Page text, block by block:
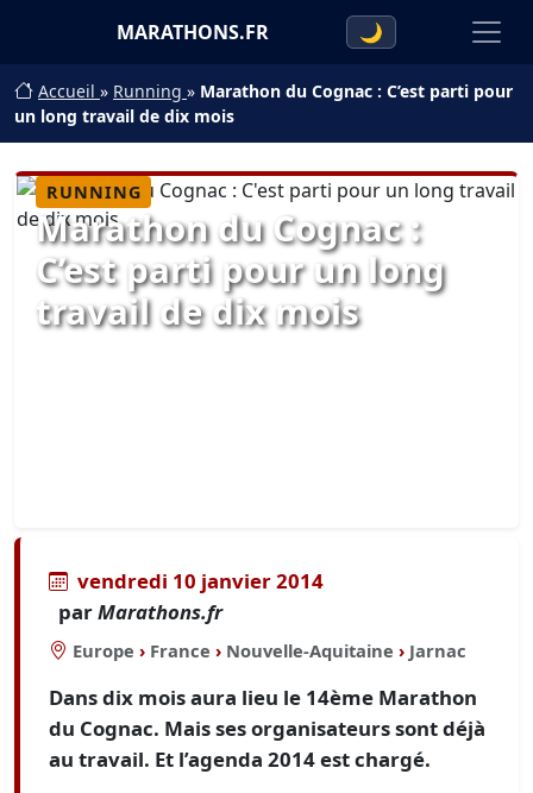
MARATHONS.FR 🌙
Accueil » Running » Marathon du Cognac : C’est parti pour
un long travail de dix mois
RUNNING
Marathon du Cognac :
C’est parti pour un long
travail de dix mois
vendredi 10 janvier 2014
parMarathons.fr
Europe › France › Nouvelle-Aquitaine › Jarnac
Dans dix mois aura lieu le 14ème Marathon
du Cognac. Mais ses organisateurs sont déjà
au travail. Et l’agenda 2014 est chargé.